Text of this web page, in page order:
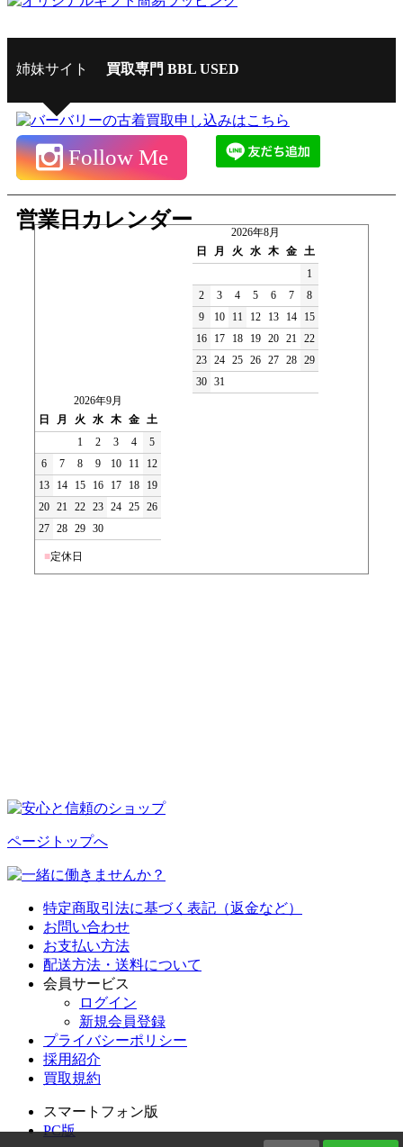
姉妹サイト 買取専門 BBL USED
Follow Me
営業日カレンダー
2026年8月
日
月 火 水 木 金 土
1
2
3 4 5 6 7
8
9
10 11 12 13 14
15
16
17 18 19 20 21 22
23 24 25 26 27 28 29
30 31
2026年9月
日
月 火 水 木 金 土
1
2 3 4
5
6
7 8 9 10 11
12
13
14 15 16 17 18
19
20 21 22 23 24 25 26
27 28 29 30
■定休日
ページトップへ
特定商取引法に基づく表記（返金など）
お問い合わせ
お支払い方法
配送方法・送料について
会員サービス
ログイン
新規会員登録
プライバシーポリシー
採用紹介
買取規約
スマートフォン版
PC版